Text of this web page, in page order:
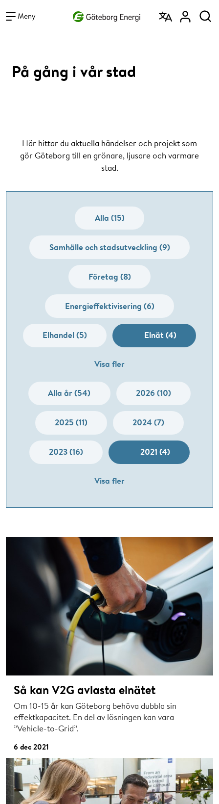
Meny
På gång i vår stad
Här hittar du aktuella händelser och projekt som
gör Göteborg till en grönare, ljusare och varmare
stad.
Alla (15)
Samhälle och stadsutveckling (9)
Företag (8)
Energieffektivisering (6)
Elhandel (5) Elnät (4)
Visa fler
Alla år (54) 2026 (10)
2025 (11) 2024 (7)
2023 (16) 2021 (4)
Visa fler
Så kan V2G avlasta elnätet
Om 10-15 år kan Göteborg behöva dubbla sin
effektkapacitet. En del av lösningen kan vara
”Vehicle-to-Grid”.
6 dec 2021